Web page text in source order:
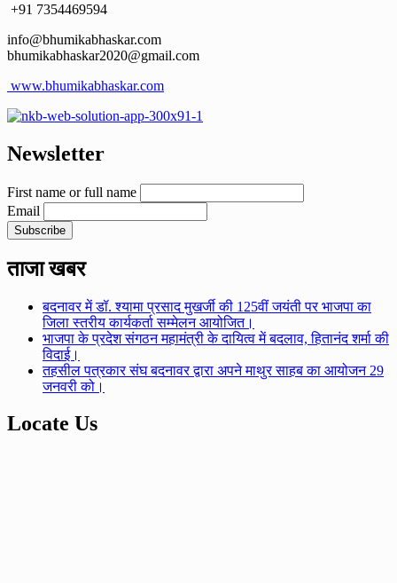
+91 7354469594
info@bhumikabhaskar.com
bhumikabhaskar2020@gmail.com
www.bhumikabhaskar.com
Newsletter
First name or full name
Email
ताजा खबर
बदनावर में डॉ. श्यामा प्रसाद मुखर्जी की 125वीं जयंती पर भाजपा का
जिला स्तरीय कार्यकर्ता सम्मेलन आयोजित।
भाजपा के प्रदेश संगठन महामंत्री के दायित्व में बदलाव, हितानंद शर्मा की
विदाई।
तहसील पत्रकार संघ बदनावर द्वारा अपने माथुर साहब का आयोजन 29
जनवरी को।
Locate Us